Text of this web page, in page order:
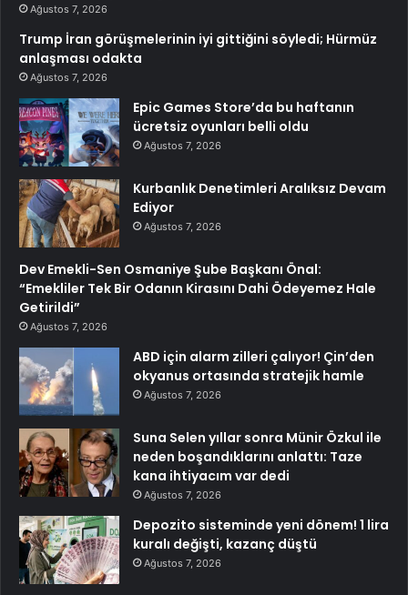
Ağustos 7, 2026
Trump İran görüşmelerinin iyi gittiğini söyledi; Hürmüz
anlaşması odakta
Ağustos 7, 2026
Epic Games Store’da bu haftanın
ücretsiz oyunları belli oldu
Ağustos 7, 2026
Kurbanlık Denetimleri Aralıksız Devam
Ediyor
Ağustos 7, 2026
Dev Emekli-Sen Osmaniye Şube Başkanı Önal:
“Emekliler Tek Bir Odanın Kirasını Dahi Ödeyemez Hale
Getirildi”
Ağustos 7, 2026
ABD için alarm zilleri çalıyor! Çin’den
okyanus ortasında stratejik hamle
Ağustos 7, 2026
Suna Selen yıllar sonra Münir Özkul ile
neden boşandıklarını anlattı: Taze
kana ihtiyacım var dedi
Ağustos 7, 2026
Depozito sisteminde yeni dönem! 1 lira
kuralı değişti, kazanç düştü
Ağustos 7, 2026